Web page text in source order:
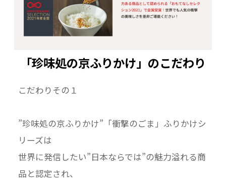
「珍味処の京ふりかけ」のこだわり
こだわりその１
”珍味処の京ふりかけ”「衝撃のごま」ふりかけシ
リーズは
世界に発信したい”日本ならでは”の魅力溢れる商
品と認定され、